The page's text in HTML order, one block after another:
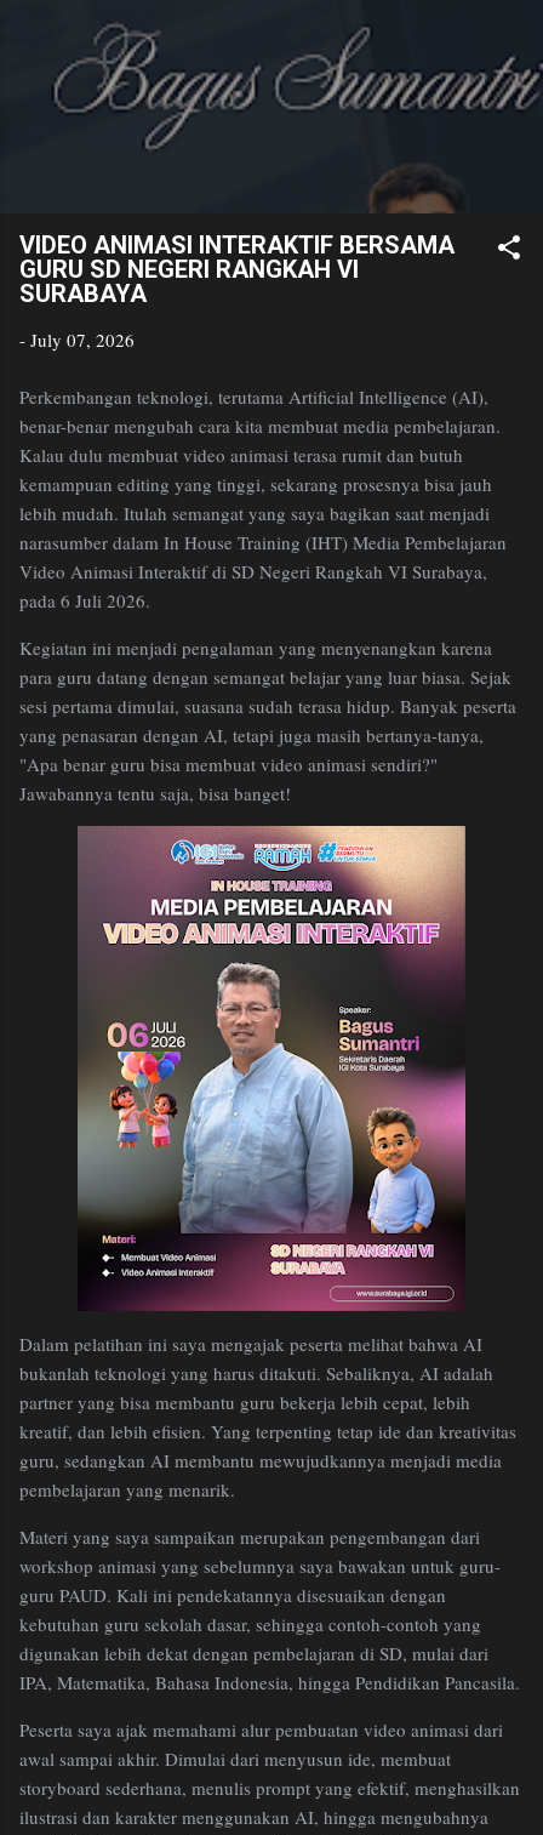
Bagus
Sumantri
VIDEO ANIMASI INTERAKTIF BERSAMA
GURU SD NEGERI RANGKAH VI
SURABAYA
- July 07, 2026
Perkembangan teknologi, terutama Artificial Intelligence (AI),
benar-benar mengubah cara kita membuat media pembelajaran.
Kalau dulu membuat video animasi terasa rumit dan butuh
kemampuan editing yang tinggi, sekarang prosesnya bisa jauh
lebih mudah. Itulah semangat yang saya bagikan saat menjadi
narasumber dalam In House Training (IHT) Media Pembelajaran
Video Animasi Interaktif di SD Negeri Rangkah VI Surabaya,
pada 6 Juli 2026.
Kegiatan ini menjadi pengalaman yang menyenangkan karena
para guru datang dengan semangat belajar yang luar biasa. Sejak
sesi pertama dimulai, suasana sudah terasa hidup. Banyak peserta
yang penasaran dengan AI, tetapi juga masih bertanya-tanya,
"Apa benar guru bisa membuat video animasi sendiri?"
Jawabannya tentu saja, bisa banget!
Dalam pelatihan ini saya mengajak peserta melihat bahwa AI
bukanlah teknologi yang harus ditakuti. Sebaliknya, AI adalah
partner yang bisa membantu guru bekerja lebih cepat, lebih
kreatif, dan lebih efisien. Yang terpenting tetap ide dan kreativitas
guru, sedangkan AI membantu mewujudkannya menjadi media
pembelajaran yang menarik.
Materi yang saya sampaikan merupakan pengembangan dari
workshop animasi yang sebelumnya saya bawakan untuk guru-
guru PAUD. Kali ini pendekatannya disesuaikan dengan
kebutuhan guru sekolah dasar, sehingga contoh-contoh yang
digunakan lebih dekat dengan pembelajaran di SD, mulai dari
IPA, Matematika, Bahasa Indonesia, hingga Pendidikan Pancasila.
Peserta saya ajak memahami alur pembuatan video animasi dari
awal sampai akhir. Dimulai dari menyusun ide, membuat
storyboard sederhana, menulis prompt yang efektif, menghasilkan
ilustrasi dan karakter menggunakan AI, hingga mengubahnya